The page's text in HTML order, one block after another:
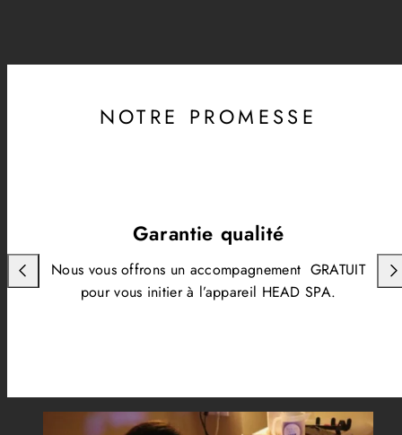
NOTRE PROMESSE
Garantie qualité
Nous vous offrons un accompagnement GRATUIT
pour vous initier à l’appareil HEAD SPA.